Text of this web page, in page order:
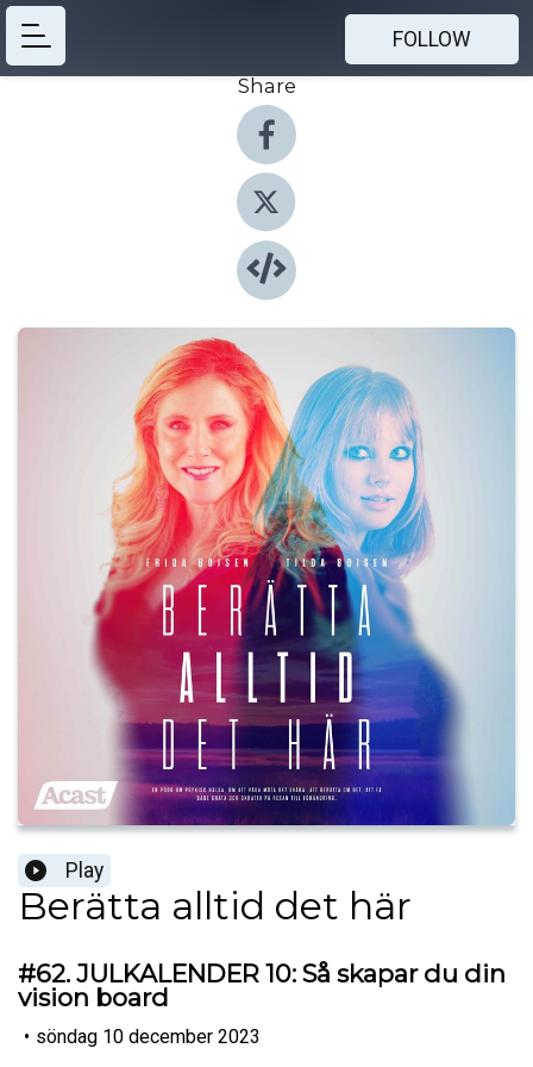
FOLLOW
Share
Play
Berätta alltid det här
#62. JULKALENDER 10: Så skapar du din
vision board
• söndag 10 december 2023